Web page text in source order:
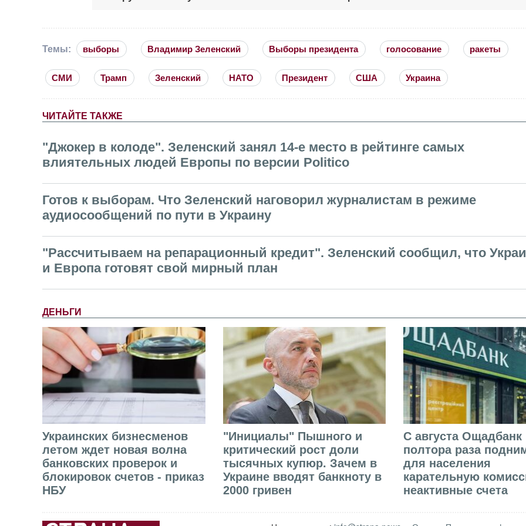
Темы: выборы Владимир Зеленский Выборы президента голосование ракеты
СМИ Трамп Зеленский НАТО Президент США Украина
ЧИТАЙТЕ ТАКЖЕ
"Джокер в колоде". Зеленский занял 14-е место в рейтинге самых
влиятельных людей Европы по версии Politico
Готов к выборам. Что Зеленский наговорил журналистам в режиме
аудиосообщений по пути в Украину
"Рассчитываем на репарационный кредит". Зеленский сообщил, что
и Европа готовят свой мирный план
ДЕНЬГИ
Украинских бизнесменов
летом ждет новая волна
банковских проверок и
блокировок счетов - приказ
НБУ
"Инициалы" Пышного и
критический рост доли
тысячных купюр. Зачем в
Украине вводят банкноту в
2000 гривен
С августа Ощадбанк
полтора раза
для населения
карательную
неактивные счета